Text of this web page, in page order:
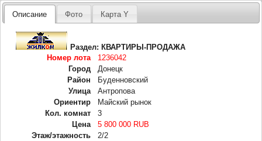
Описание Фото Карта Y
Раздел:КВАРТИРЫ-ПРОДАЖА
Номер лота
1236042
Город
Донецк
Район
Буденновский
Улица
Антропова
Ориентир
Майский рынок
Кол. комнат
3
Цена
5 800 000 RUB
Этаж/этажность
2/2